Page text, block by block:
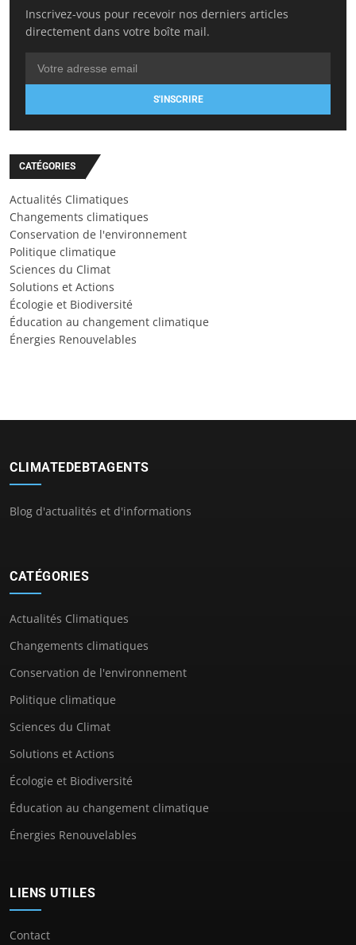
Inscrivez-vous pour recevoir nos derniers articles
directement dans votre boîte mail.
S'INSCRIRE
CATÉGORIES
Actualités Climatiques
Changements climatiques
Conservation de l'environnement
Politique climatique
Sciences du Climat
Solutions et Actions
Écologie et Biodiversité
Éducation au changement climatique
Énergies Renouvelables
CLIMATEDEBTAGENTS
Blog d'actualités et d'informations
CATÉGORIES
Actualités Climatiques
Changements climatiques
Conservation de l'environnement
Politique climatique
Sciences du Climat
Solutions et Actions
Écologie et Biodiversité
Éducation au changement climatique
Énergies Renouvelables
LIENS UTILES
Contact